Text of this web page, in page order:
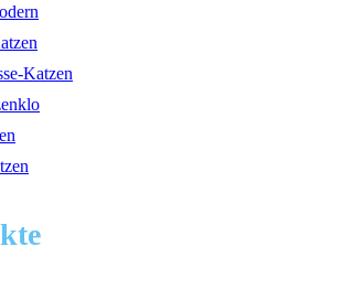
Katzen